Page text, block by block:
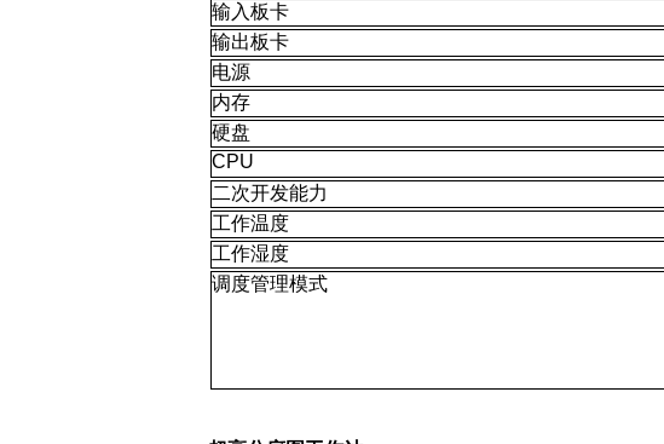
输入板卡
输出板卡
电源
内存
硬盘
CPU
二次开发能力
工作温度
工作湿度
调度管理模式